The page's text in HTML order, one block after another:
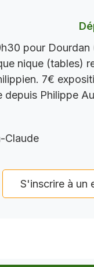
pour Dourdan
nique (tables)
7€
depuis Philippe
Claude
S'inscrire à un